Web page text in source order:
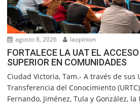
agosto 8, 2026 laopinion
FORTALECE LA UAT EL
SUPERIOR EN COMUNIDADES
Ciudad Victoria, Tam.- A través de sus
Transferencia del Conocimiento
Fernando, Jiménez, Tula y González,